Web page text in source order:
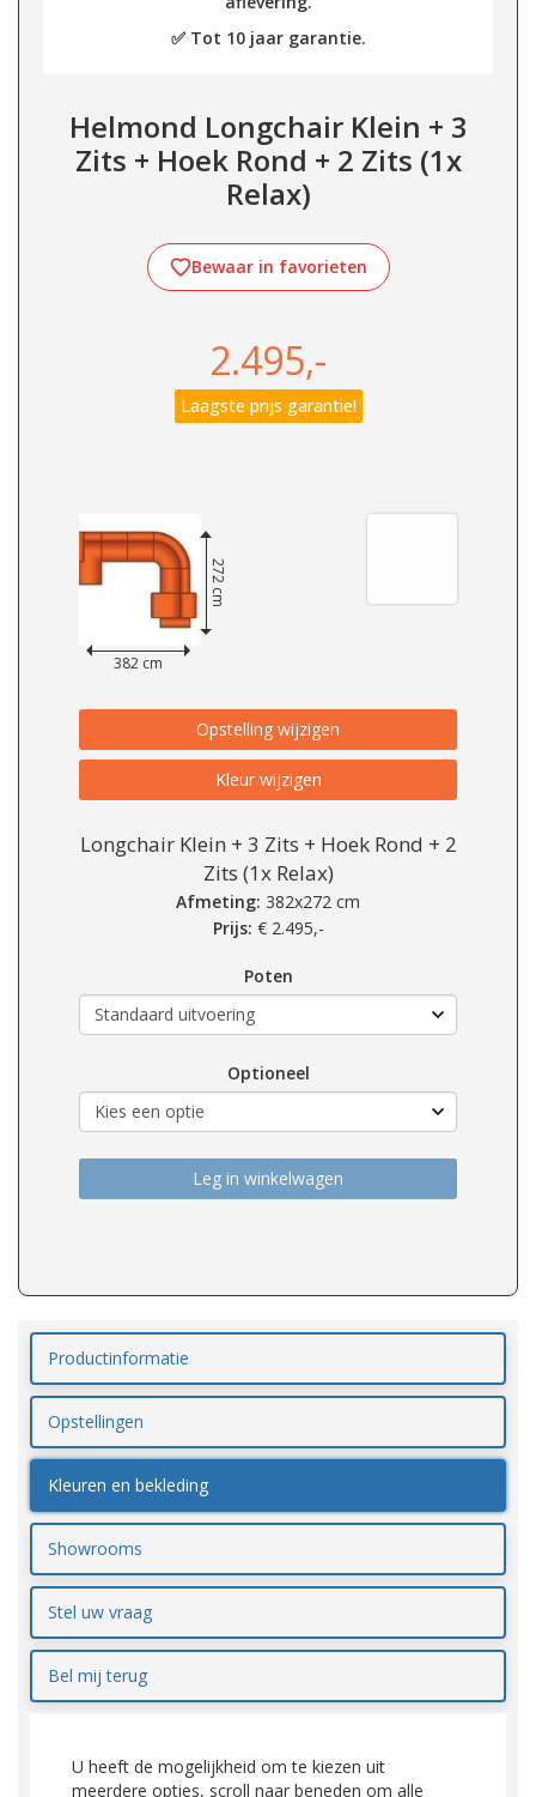
✅ Tot 10 jaar garantie.
Helmond Longchair Klein + 3
Zits + Hoek Rond + 2 Zits (1x
Relax)
Bewaar in favorieten
2.495,-
Laagste prijs garantie!
382 cm
272 cm
Opstelling wijzigen
Kleur wijzigen
Longchair Klein + 3 Zits + Hoek Rond + 2
Zits (1x Relax)
Afmeting: 382x272 cm
Prijs: € 2.495,-
Poten
Optioneel
Leg in winkelwagen
Productinformatie
Opstellingen
Kleuren en bekleding
Showrooms
Stel uw vraag
Bel mij terug
U heeft de mogelijkheid om te kiezen uit
meerdere opties, scroll naar beneden om alle